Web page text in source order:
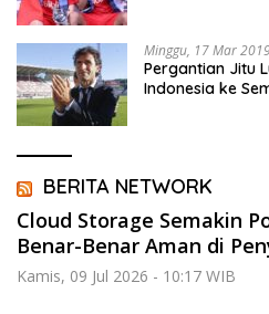
Minggu, 17 Mar
Pergantian Jitu
Indonesia ke
BERITA NETWORK
Cloud Storage Semakin
Benar-Benar Aman di
Kamis, 09 Jul 2026 - 10:17 WIB